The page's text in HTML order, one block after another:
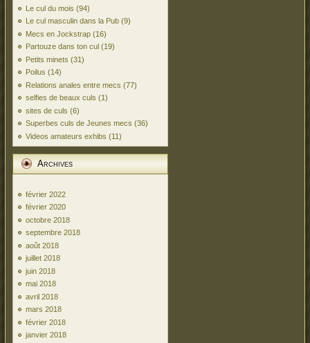
Le cul du mois (94)
Le cul masculin dans la Pub (9)
Mecs en Jockstrap (16)
Partouze dans ton cul (19)
Petits minets (31)
Poilus (14)
Relations anales entre mecs (77)
selfies de beaux culs (1)
sites de culs (6)
Superbes culs de Jeunes mecs (36)
Videos amateurs exhibs (11)
Archives
février 2022
février 2020
octobre 2018
septembre 2018
août 2018
juillet 2018
juin 2018
mai 2018
avril 2018
mars 2018
février 2018
janvier 2018